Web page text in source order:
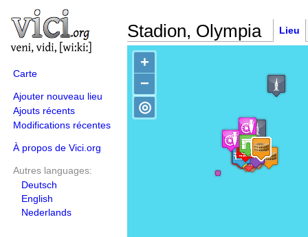
Carte
Ajouter nouveau lieu
Ajouts récents
Modifications récentes
À propos de Vici.org
Autres languages:
Deutsch
English
Nederlands
Stadion, Olympia Lieu
+
−
◎